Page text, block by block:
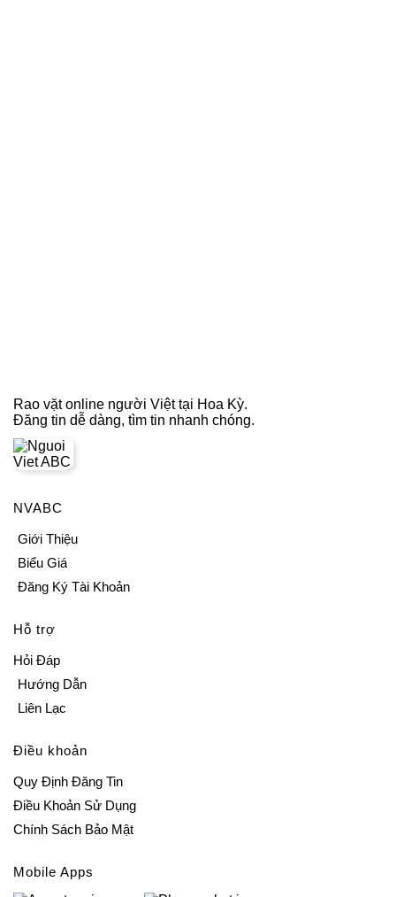
Rao vặt online người Việt tại Hoa Kỳ.
Đăng tin dễ dàng, tìm tin nhanh chóng.
NVABC
Giới Thiệu
Biểu Giá
Đăng Ký Tài Khoản
Hỗ trợ
Hỏi Đáp
Hướng Dẫn
Liên Lạc
Điều khoản
Quy Định Đăng Tin
Điều Khoản Sử Dụng
Chính Sách Bảo Mật
Mobile Apps